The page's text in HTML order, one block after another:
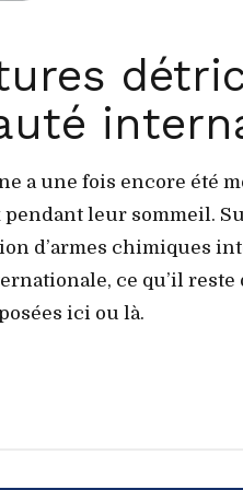
a une fois encore été
leur sommeil.
d’armes chimiques
ce qu’il
ici ou là.